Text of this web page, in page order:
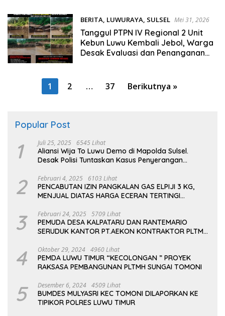
BERITA, LUWURAYA, SULSEL Mei 31, 2026
Tanggul PTPN IV Regional 2 Unit
Kebun Luwu Kembali Jebol, Warga
Desak Evaluasi dan Penanganan
Paginasi
1 2 … 37 Berikutnya »
Popular Post
1 Juli 25, 2025 6545 Lihat
Aliansi Wija To Luwu Demo di Mapolda Sulsel.
Desak Polisi Tuntaskan Kasus Penyerangan
2 Februari 4, 2025 6103 Lihat
PENCABUTAN IZIN PANGKALAN GAS ELPIJI 3 KG,
MENJUAL DIATAS HARGA ECERAN TERTINGI
3 Februari 24, 2025 5709 Lihat
PEMUDA DESA KALPATARU DAN RANTEMARIO
SERUDUK KANTOR PT.AEKON KONTRAKTOR PLTMH
4 Oktober 29, 2024 4960 Lihat
PEMDA LUWU TIMUR “KECOLONGAN ” PROYEK
RAKSASA PEMBANGUNAN PLTMH SUNGAI TOMONI
5 Desember 6, 2024 4509 Lihat
BUMDES MULYASRI KEC TOMONI DILAPORKAN KE
TIPIKOR POLRES LUWU TIMUR